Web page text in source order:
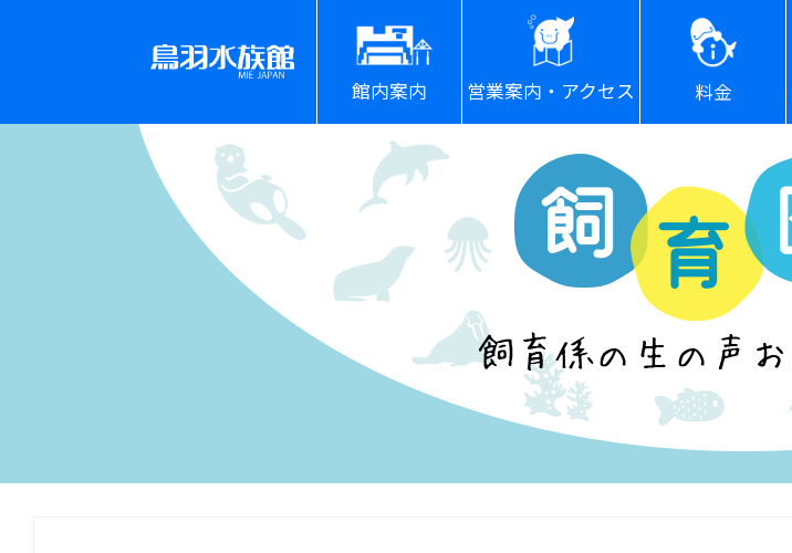
館内案内 営業案内・アクセス 料金